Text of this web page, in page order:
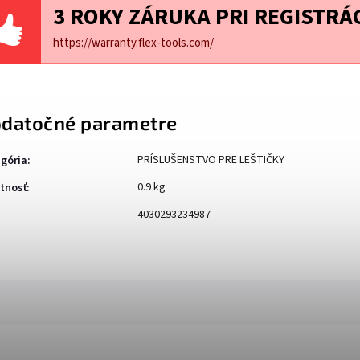
3 ROKY ZÁRUKA PRI
https://warranty.flex-tools.com/
parametre
:
PRÍSLUŠENSTVO PRE LEŠTIČKY
:
0.9 kg
4030293234987